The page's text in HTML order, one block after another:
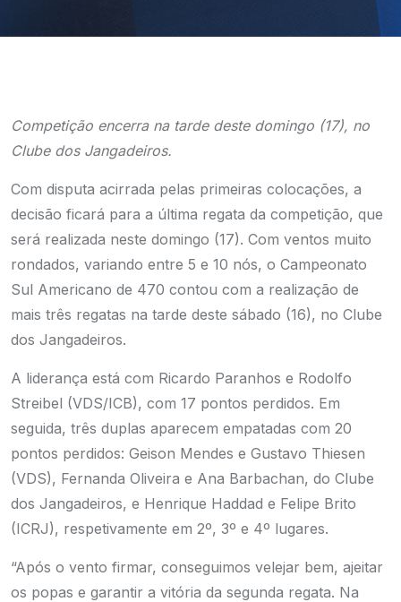
Competição encerra na tarde deste domingo (17), no
Clube dos Jangadeiros.
Com disputa acirrada pelas primeiras colocações, a
decisão ficará para a última regata da competição, que
será realizada neste domingo (17). Com ventos muito
rondados, variando entre 5 e 10 nós, o Campeonato
Sul Americano de 470 contou com a realização de
mais três regatas na tarde deste sábado (16), no Clube
dos Jangadeiros.
A liderança está com Ricardo Paranhos e Rodolfo
Streibel (VDS/ICB), com 17 pontos perdidos. Em
seguida, três duplas aparecem empatadas com 20
pontos perdidos: Geison Mendes e Gustavo Thiesen
(VDS), Fernanda Oliveira e Ana Barbachan, do Clube
dos Jangadeiros, e Henrique Haddad e Felipe Brito
(ICRJ), respetivamente em 2º, 3º e 4º lugares.
“Após o vento firmar, conseguimos velejar bem, ajeitar
os popas e garantir a vitória da segunda regata. Na